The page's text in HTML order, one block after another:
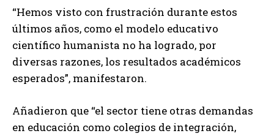
“Hemos visto con frustración durante estos
últimos años, como el modelo educativo
científico humanista no ha logrado, por
diversas razones, los resultados académicos
esperados”, manifestaron.
Añadieron que “el sector tiene otras demandas
en educación como colegios de integración,